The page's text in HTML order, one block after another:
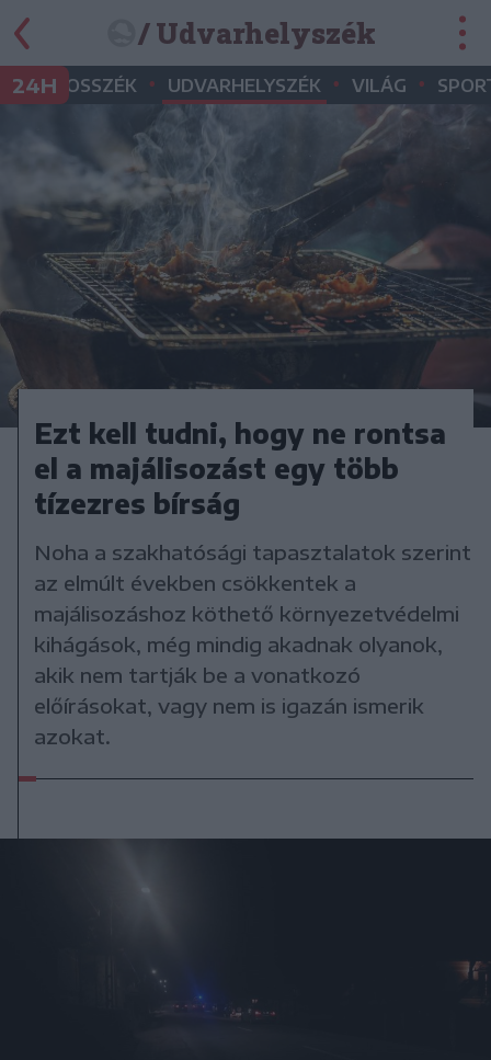
/ Udvarhelyszék
24H
• MAROSSZÉK • UDVARHELYSZÉK • VILÁG •
Ezt kell tudni, hogy ne rontsa
el a majálisozást egy több
tízezres bírság
Noha a szakhatósági tapasztalatok szerint
az elmúlt években csökkentek a
majálisozáshoz köthető környezetvédelmi
kihágások, még mindig akadnak olyanok,
akik nem tartják be a vonatkozó
előírásokat, vagy nem is igazán ismerik
azokat.